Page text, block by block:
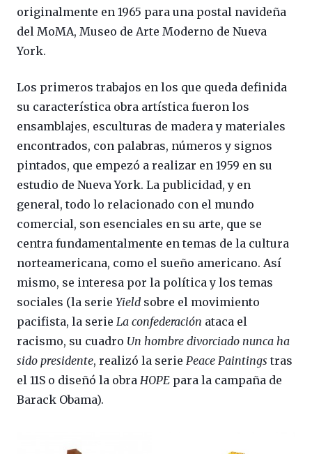
originalmente en 1965 para una postal navideña
del MoMA, Museo de Arte Moderno de Nueva
York.
Los primeros trabajos en los que queda definida
su característica obra artística fueron los
ensamblajes, esculturas de madera y materiales
encontrados, con palabras, números y signos
pintados, que empezó a realizar en 1959 en su
estudio de Nueva York. La publicidad, y en
general, todo lo relacionado con el mundo
comercial, son esenciales en su arte, que se
centra fundamentalmente en temas de la cultura
norteamericana, como el sueño americano. Así
mismo, se interesa por la política y los temas
sociales (la serie Yield sobre el movimiento
pacifista, la serie La confederación ataca el
racismo, su cuadro Un hombre divorciado nunca ha
sido presidente, realizó la serie Peace Paintings tras
el 11S o diseñó la obra HOPE para la campaña de
Barack Obama).